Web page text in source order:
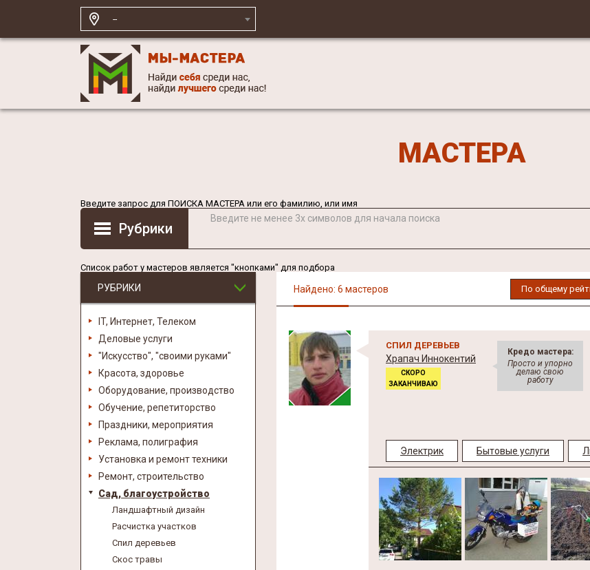
--
МАСТЕРА
Введите запрос для ПОИСКА МАСТЕРА или его фамилию, или имя
Рубрики
Введите не менее 3х символов для начала поиска
Список работ у мастеров является "кнопками" для подбора
РУБРИКИ
IT, Интернет, Телеком
Деловые услуги
"Искусство", "своими руками"
Красота, здоровье
Оборудование, производство
Обучение, репетиторство
Праздники, мероприятия
Реклама, полиграфия
Установка и ремонт техники
Ремонт, строительство
Сад, благоустройство
Ландшафтный дизайн
Расчистка участков
Спил деревьев
Скос травы
Найдено: 6 мастеров По общему
СПИЛ ДЕРЕВЬЕВ
Храпач Иннокентий
СКОРО
ЗАКАНЧИВАЮ
Кредо мастера:
Просто и упорно
делаю свою
работу
Электрик Бытовые услуги